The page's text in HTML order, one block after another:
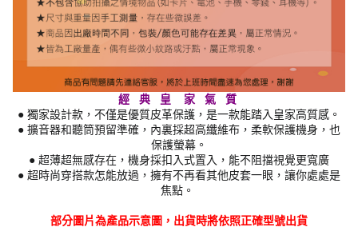
經 典 皇 家 氣 質
● 獨家設計款，不僅是優質皮革保護，是一款能踏入皇家高質感。
● 擴音器和聽筒預留準確，內裏採超高纖維布，柔軟保護機身，也
保護螢幕。
● 超薄超無感存在，機身採扣入式置入，能不阻擋視覺更寬廣
● 超時尚穿搭款怎能放過，擁有不再看其他皮套一眼，讓你處處是
焦點。
部分圖片為產品示意圖，出貨時將依照正確型號出貨